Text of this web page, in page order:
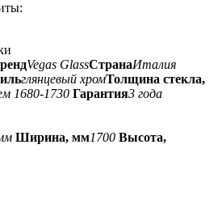
Vegas GlassСтранаИталия
глянцевый хромТолщина стекла,
1680-1730 Гарантия3 года
Ширина, мм1700 Высота,